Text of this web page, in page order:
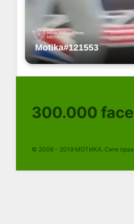
300.000
© 2006 - 2019 МОТИКА, Сите